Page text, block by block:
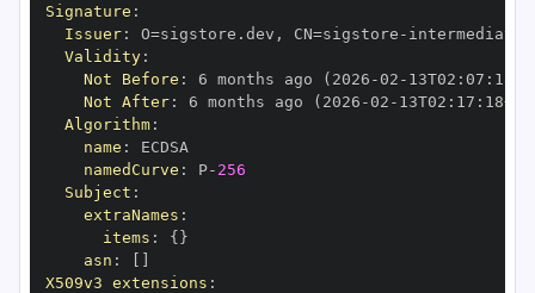
Signature :
Issuer: O=sigstore.dev , CN=sigstore -
Validity:
Not Before : 6 months ago (2026 -02 - 13T02 : 07 :
Not After: 6 months ago (2026 -02 - 13T02 : 17 : 18+00
Algorithm:
name :
namedCurve : P- 256
Subject :
extraNames :
items : { }
asn :
X509v3 extensions :